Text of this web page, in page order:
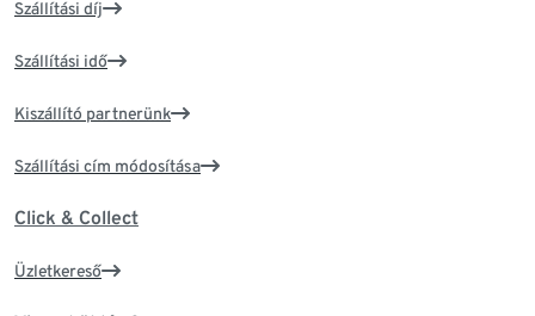
Szállítási díj
Szállítási idő
Kiszállító partnerünk
Szállítási cím módosítása
Click & Collect
Üzletkereső